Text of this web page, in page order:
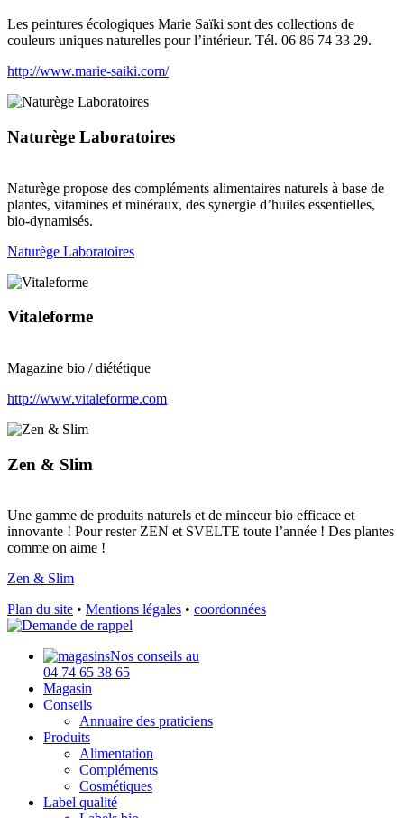
Les peintures écologiques Marie Saïki sont des collections de
couleurs uniques naturelles pour l’intérieur. Tél. 06 86 74 33 29.
http://www.marie-saiki.com/
Naturège Laboratoires
Naturège propose des compléments alimentaires naturels à base de
plantes, vitamines et minéraux, des synergie d’huiles essentielles,
bio-dynamisés.
Naturège Laboratoires
Vitaleforme
Magazine bio / diététique
http://www.vitaleforme.com
Zen & Slim
Une gamme de produits naturels et de minceur bio efficace et
innovante ! Pour rester ZEN et SVELTE toute l’année ! Des plantes
comme on aime !
Zen & Slim
Plan du site • Mentions légales • coordonnées
Nos conseils au
04 74 65 38 65
Magasin
Conseils
Annuaire des praticiens
Produits
Alimentation
Compléments
Cosmétiques
Label qualité